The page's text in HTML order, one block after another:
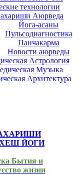
технологии
Аюрведа
Йога-асаны
Пульсодиагностика
Панчакарма
Новости аюрведы
Астрология
Музыка
Архитектура
ЙОГИ
Бытия и
жизни